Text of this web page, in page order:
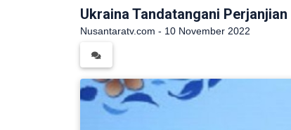
Ukraina Tandatangani
Nusantaratv.com - 10 November 2022